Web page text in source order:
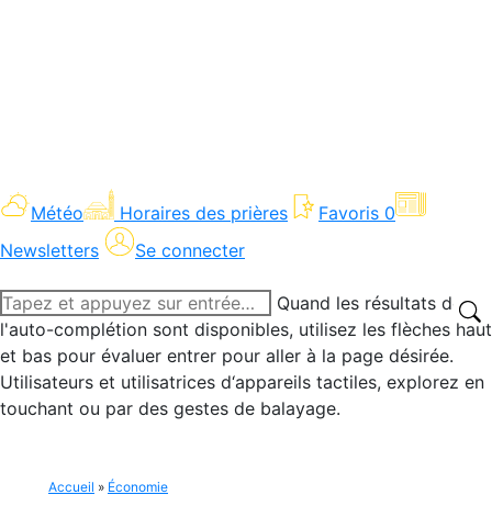
Météo Horaires des prières Favoris 0
Newsletters
Se connecter
Recherche
:
Quand les résultats de
l'auto-complétion sont disponibles, utilisez les flèches haut
et bas pour évaluer entrer pour aller à la page désirée.
Utilisateurs et utilisatrices d‘appareils tactiles, explorez en
touchant ou par des gestes de balayage.
Accueil » Économie